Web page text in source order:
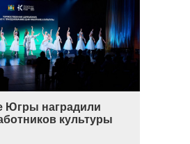
Югры наградили
культуры